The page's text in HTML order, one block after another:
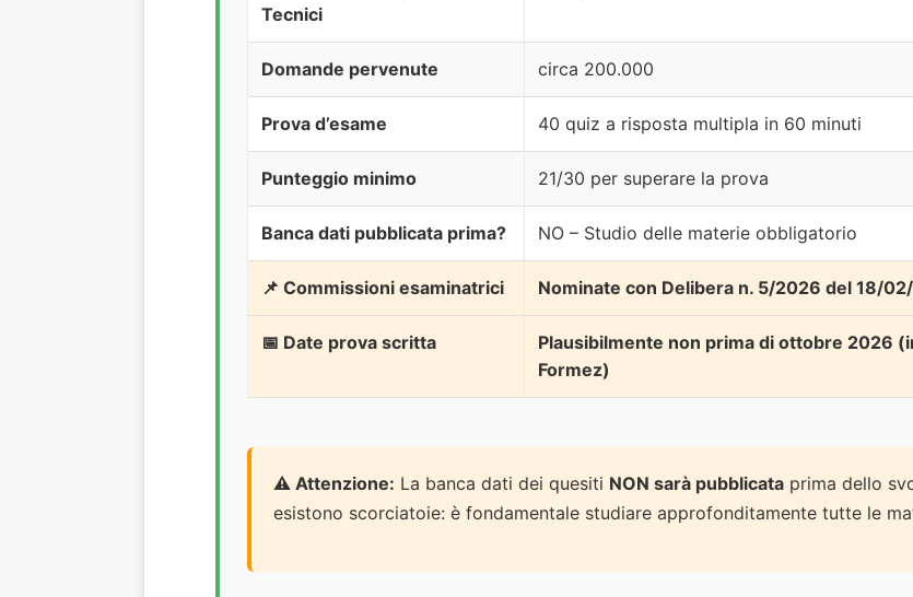
Tecnici
Domande pervenute circa 200.000
Prova d’esame 40 quiz a risposta multipla in 60 minuti
Punteggio minimo 21/30 per superare la prova
Banca dati pubblicata prima? NO – Studio delle materie obbligatorio
📌 Commissioni esaminatrici Nominate con Delibera n. 5/2026 del 18/
📅 Date prova scritta
Plausibilmente non prima di ottobre 2026
Formez)
⚠️ Attenzione: La banca dati dei quesiti NON sarà pubblicata prima dello
esistono scorciatoie: è fondamentale studiare approfonditamente tutte le